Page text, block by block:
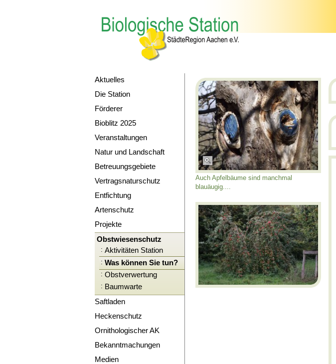
Aktuelles
Die Station
Förderer
Bioblitz 2025
Veranstaltungen
Natur und Landschaft
Betreuungsgebiete
Vertragsnaturschutz
Entfichtung
Artenschutz
Projekte
Obstwiesenschutz
: Aktivitäten Station
: Was können Sie tun?
: Obstverwertung
: Baumwarte
Saftladen
Heckenschutz
Ornithologischer AK
Bekanntmachungen
Medien
Auch Apfelbäume sind manchmal
blauäugig....